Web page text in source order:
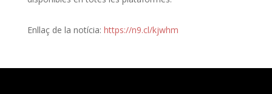
Enllaç de la notícia: https://n9.cl/kjwhm